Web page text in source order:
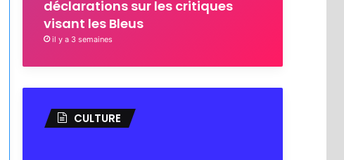
déclarations sur les critiques
visant les Bleus
il y a 3 semaines
CULTURE